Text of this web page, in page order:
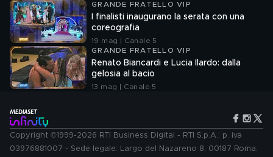
GRANDE FRATELLO VIP
I finalisti inaugurano la serata con una
coreografia
19 mag | Canale 5
GRANDE FRATELLO VIP
Renato Biancardi e Lucia Ilardo: dalla
gelosia al bacio
13 mag | Canale 5
Copyright ©1999-2026 RTI Business Digital - RTI S.p.A.: p. iva
03976881007 - Sede legale: Largo del Nazareno 8, 00187 Roma.